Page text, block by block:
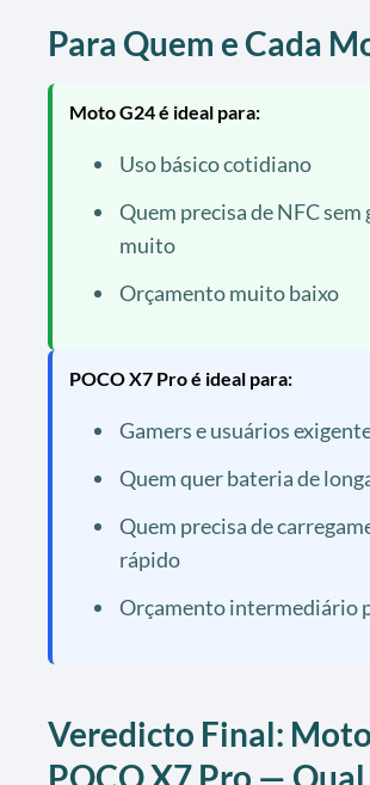
Para Quem e Cada
Moto G24 é ideal para:
Uso básico cotidiano
Quem precisa de NFC sem
muito
Orçamento muito baixo
POCO X7 Pro é ideal para:
Gamers e usuários
Quem quer bateria de
Quem precisa de
rápido
Orçamento intermediário
Veredicto Final:
POCO X7 Pro — Qual